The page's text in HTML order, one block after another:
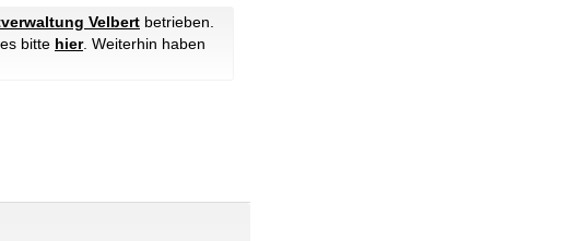
Velbert betrieben.
bitte hier. Weiterhin haben